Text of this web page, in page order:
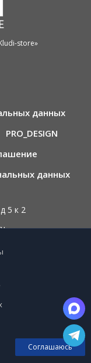
store»
данных
PRO_DESIGN
данных
5 к 2
0
Соглашаюсь